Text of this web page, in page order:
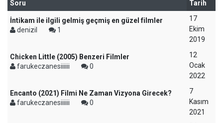
Soru Tarih
İntikam ile ilgili gelmiş geçmiş en güzel filmler
denizil
1
17
Ekim
2019
Chicken Little (2005) Benzeri Filmler
farukeczanesiiiiii
0
12
Ocak
2022
Encanto (2021) Filmi Ne Zaman Vizyona Girecek?
farukeczanesiiiiii
0
7
Kasım
2021